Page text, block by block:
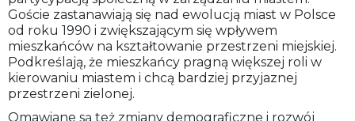
Goście zastanawiają się nad ewolucją miast w Polsce
od roku 1990 i zwiększającym się wpływem
mieszkańców na kształtowanie przestrzeni miejskiej.
Podkreślają, że mieszkańcy pragną większej roli w
kierowaniu miastem i chcą bardziej przyjaznej
przestrzeni zielonej.
Omawiane są też zmiany demograficzne i rozwój